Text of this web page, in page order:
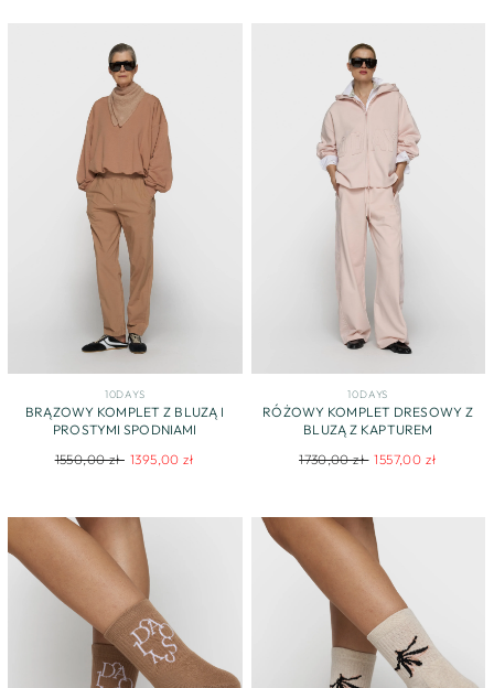
10DAYS
BRĄZOWY KOMPLET Z BLUZĄ I
PROSTYMI SPODNIAMI
Regular
1550,00 zł Sale
1395,00 zł
10DAYS
RÓŻOWY KOMPLET DRESOWY Z
BLUZĄ Z KAPTUREM
Regular
1730,00 zł Sale
1557,00 zł